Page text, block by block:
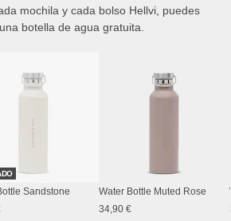
mochila y cada bolso Hellvi, puedes
botella de agua gratuita.
Sandstone
Water Bottle Muted Rose
34,90 €